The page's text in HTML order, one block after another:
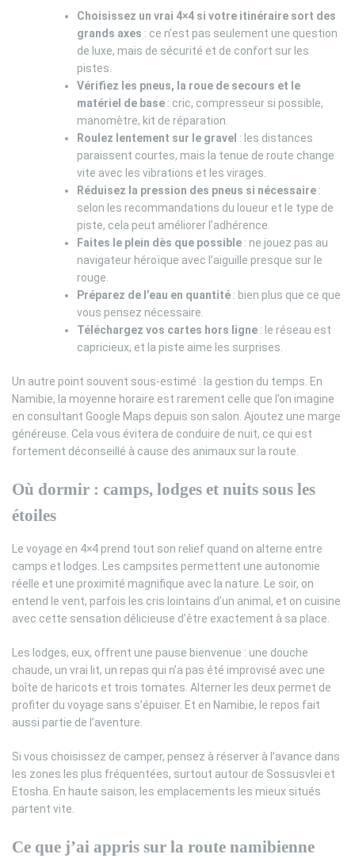
Choisissez un vrai 4×4 si votre itinéraire sort des
grands axes : ce n’est pas seulement une question
de luxe, mais de sécurité et de confort sur les
pistes.
Vérifiez les pneus, la roue de secours et le
matériel de base : cric, compresseur si possible,
manomètre, kit de réparation.
Roulez lentement sur le gravel : les distances
paraissent courtes, mais la tenue de route change
vite avec les vibrations et les virages.
Réduisez la pression des pneus si nécessaire :
selon les recommandations du loueur et le type de
piste, cela peut améliorer l’adhérence.
Faites le plein dès que possible : ne jouez pas au
navigateur héroïque avec l’aiguille presque sur le
rouge.
Préparez de l’eau en quantité : bien plus que ce que
vous pensez nécessaire.
Téléchargez vos cartes hors ligne : le réseau est
capricieux, et la piste aime les surprises.
Un autre point souvent sous-estimé : la gestion du temps. En
Namibie, la moyenne horaire est rarement celle que l’on imagine
en consultant Google Maps depuis son salon. Ajoutez une marge
généreuse. Cela vous évitera de conduire de nuit, ce qui est
fortement déconseillé à cause des animaux sur la route.
Où dormir : camps, lodges et nuits sous les
étoiles
Le voyage en 4×4 prend tout son relief quand on alterne entre
camps et lodges. Les campsites permettent une autonomie
réelle et une proximité magnifique avec la nature. Le soir, on
entend le vent, parfois les cris lointains d’un animal, et on cuisine
avec cette sensation délicieuse d’être exactement à sa place.
Les lodges, eux, offrent une pause bienvenue : une douche
chaude, un vrai lit, un repas qui n’a pas été improvisé avec une
boîte de haricots et trois tomates. Alterner les deux permet de
profiter du voyage sans s’épuiser. Et en Namibie, le repos fait
aussi partie de l’aventure.
Si vous choisissez de camper, pensez à réserver à l’avance dans
les zones les plus fréquentées, surtout autour de Sossusvlei et
Etosha. En haute saison, les emplacements les mieux situés
partent vite.
Ce que j’ai appris sur la route namibienne